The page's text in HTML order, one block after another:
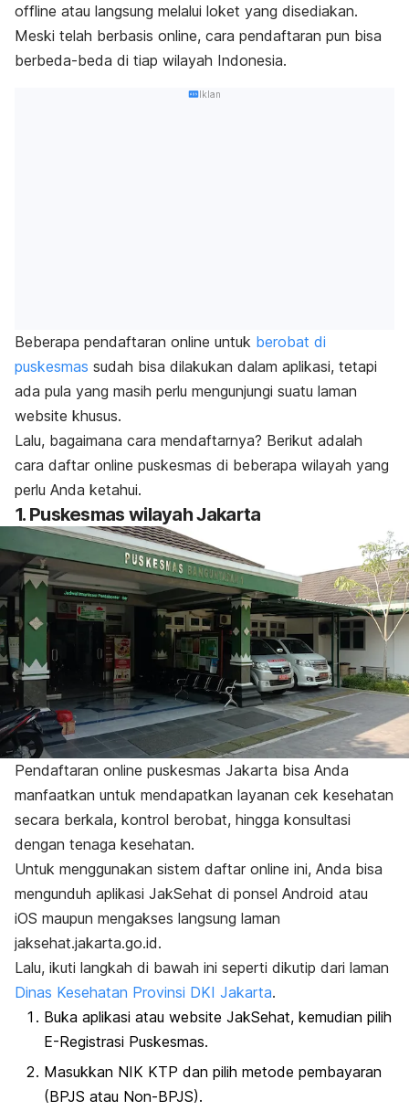
offline atau langsung melalui loket yang disediakan.
Meski telah berbasis online, cara pendaftaran pun bisa
berbeda-beda di tiap wilayah Indonesia.
Iklan
Beberapa pendaftaran online untuk berobat di
puskesmas sudah bisa dilakukan dalam aplikasi, tetapi
ada pula yang masih perlu mengunjungi suatu laman
website khusus.
Lalu, bagaimana cara mendaftarnya? Berikut adalah
cara daftar online puskesmas di beberapa wilayah yang
perlu Anda ketahui.
1. Puskesmas wilayah Jakarta
Pendaftaran online puskesmas Jakarta bisa Anda
manfaatkan untuk mendapatkan layanan cek kesehatan
secara berkala, kontrol berobat, hingga konsultasi
dengan tenaga kesehatan.
Untuk menggunakan sistem daftar online ini, Anda bisa
mengunduh aplikasi JakSehat di ponsel Android atau
iOS maupun mengakses langsung laman
jaksehat.jakarta.go.id.
Lalu, ikuti langkah di bawah ini seperti dikutip dari laman
Dinas Kesehatan Provinsi DKI Jakarta.
Buka aplikasi atau website JakSehat, kemudian pilih
E-Registrasi Puskesmas.
Masukkan NIK KTP dan pilih metode pembayaran
(BPJS atau Non-BPJS).